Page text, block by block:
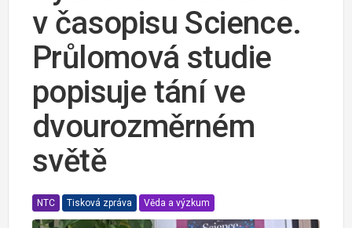
v časopisu Science.
Průlomová studie
popisuje tání ve
dvourozměrném
světě
NTC Tisková zpráva Věda a výzkum